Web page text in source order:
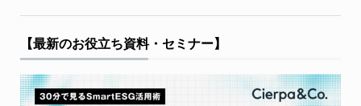
【最新のお役立ち資料・セミナー】